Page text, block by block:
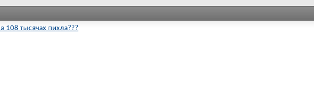
108 тысячах пихла???